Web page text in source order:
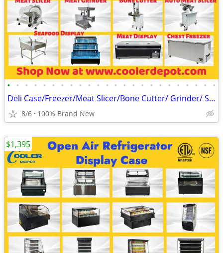
• • • • • • • • • • • • • • • • • • • • • • • •
Deli Case/Freezer/Meat Slicer/Bone Cutter/ Grinder/ Saw
8/6 100% Brand New
$1,395